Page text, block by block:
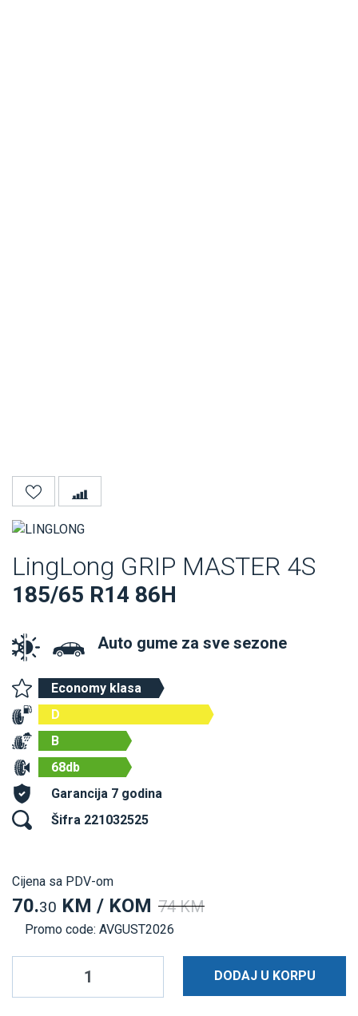
LingLong GRIP MASTER 4S
185/65 R14 86H
Auto gume za sve sezone
Economy klasa
D
B
68db
Garancija 7 godina
Šifra 221032525
Cijena sa PDV-om
70.30 KM / KOM 74 KM
Promo code: AVGUST2026
DODAJ U KORPU